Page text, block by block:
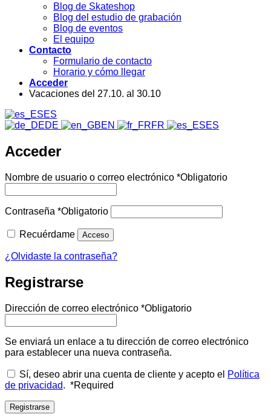
Blog de Skateshop
Blog del estudio de grabación
Blog de eventos
El equipo
Contacto
Formulario de contacto
Horario y cómo llegar
Acceder
Vacaciones del 27.10. al 30.10
ES
DE
EN FR ES
Acceder
Nombre de usuario o correo electrónico *Obligatorio
Contraseña *Obligatorio
Recuérdame Acceso
¿Olvidaste la contraseña?
Registrarse
Dirección de correo electrónico *Obligatorio
Se enviará un enlace a tu dirección de correo electrónico
para establecer una nueva contraseña.
Sí, deseo abrir una cuenta de cliente y acepto el Política
de privacidad. *Required
Registrarse